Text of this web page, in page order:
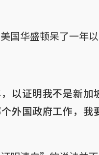
国华盛顿呆了一年
以证明我不是新加
外国政府工作，我